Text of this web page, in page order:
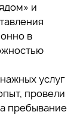
и
в
услуг
провели
пребывание